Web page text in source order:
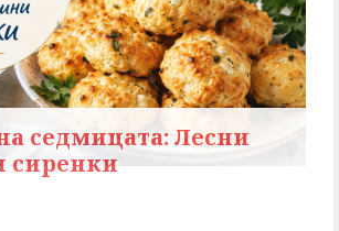
седмицата: Лесни